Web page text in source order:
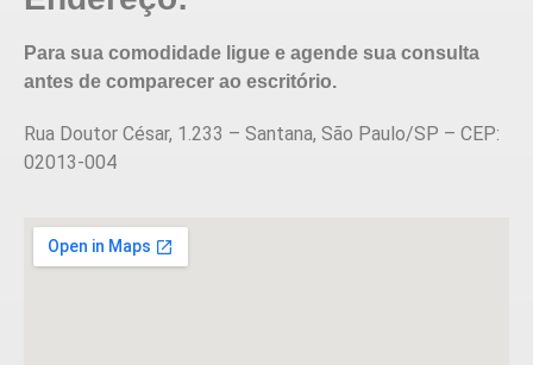
Para sua comodidade ligue e agende sua consulta
antes de comparecer ao escritório.
Rua Doutor César, 1.233 – Santana, São Paulo/SP – CEP:
02013-004